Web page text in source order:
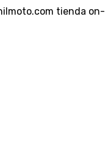
tienda on-